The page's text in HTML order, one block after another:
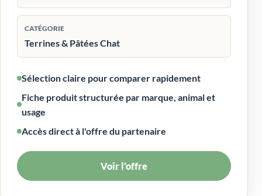
CATÉGORIE
Terrines & Pâtées Chat
Sélection claire pour comparer rapidement
Fiche produit structurée par marque, animal et
usage
Accès direct à l'offre du partenaire
Voir l’offre